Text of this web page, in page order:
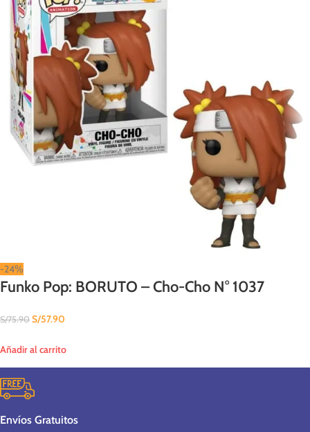
-24%
Funko Pop: BORUTO – Cho-Cho N° 1037
S/75.90 S/57.90
Añadir al carrito
Envíos Gratuitos